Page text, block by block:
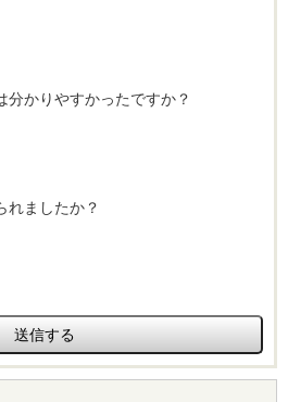
分かりやすかったですか？
れましたか？